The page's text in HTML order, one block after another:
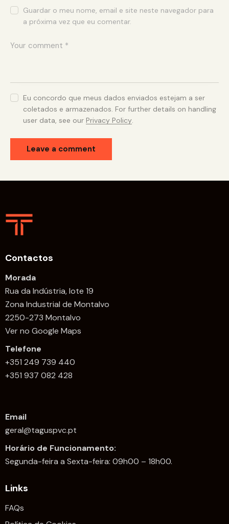
Guardar o meu nome, email e site neste navegador para
a próxima vez que eu comentar.
Eu concordo que meus dados enviados estejam a ser
coletados e armazenados. For further details on handling
user data, see our Privacy Policy.
Contactos
Morada
Rua da Indústria, lote 19
Zona Industrial de Montalvo
2250-273 Montalvo
Ver no Google Maps
Telefone
+351 249 739 440
+351 937 082 428
Email
geral@taguspvc.pt
Horário de Funcionamento:
Segunda-feira a Sexta-feira: 09h00 – 18h00.
Links
FAQs